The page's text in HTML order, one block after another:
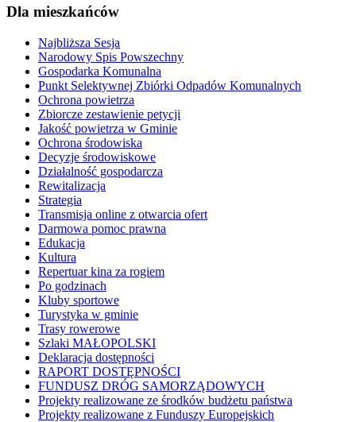
Dla mieszkańców
Najbliższa Sesja
Narodowy Spis Powszechny
Gospodarka Komunalna
Punkt Selektywnej Zbiórki Odpadów Komunalnych
Ochrona powietrza
Zbiorcze zestawienie petycji
Jakość powietrza w Gminie
Ochrona środowiska
Decyzje środowiskowe
Działalność gospodarcza
Rewitalizacja
Strategia
Transmisja online z otwarcia ofert
Darmowa pomoc prawna
Edukacja
Kultura
Repertuar kina za rogiem
Po godzinach
Kluby sportowe
Turystyka w gminie
Trasy rowerowe
Szlaki MAŁOPOLSKI
Deklaracja dostępności
RAPORT DOSTĘPNOŚCI
FUNDUSZ DRÓG SAMORZĄDOWYCH
Projekty realizowane ze środków budżetu państwa
Projekty realizowane z Funduszy Europejskich